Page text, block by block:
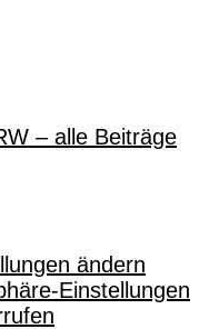
– alle Beiträge
ändern
Einstellungen